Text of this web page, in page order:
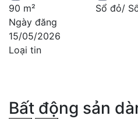
90 m²
Sổ đỏ/
Ngày đăng
15/05/2026
Loại tin
Bất động sản